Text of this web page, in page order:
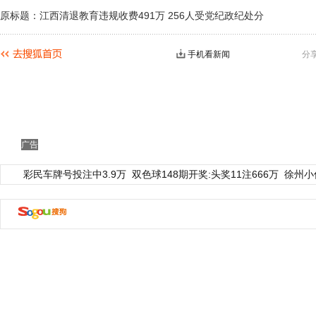
原标题：江西清退教育违规收费491万 256人受党纪政纪处分
分
手机看新闻
广告
彩民车牌号投注中3.9万 双色球148期开奖:头奖11注666万 徐州